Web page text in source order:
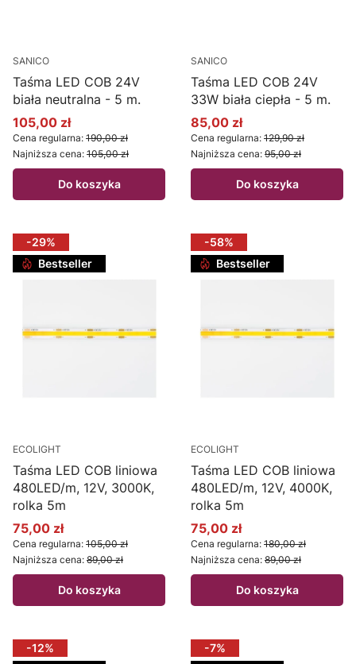
SANICO
Taśma LED COB 24V
biała neutralna - 5 m.
Cena promocyjna
105,00 zł
Cena regularna: 190,00 zł
Najniższa cena: 105,00 zł
Do koszyka
SANICO
Taśma LED COB 24V
33W biała ciepła - 5 m.
Cena promocyjna
85,00 zł
Cena regularna: 129,90 zł
Najniższa cena: 95,00 zł
Do koszyka
-29%
Bestseller
ECOLIGHT
Taśma LED COB liniowa
480LED/m, 12V, 3000K,
rolka 5m
Cena promocyjna
75,00 zł
Cena regularna: 105,00 zł
Najniższa cena: 89,00 zł
Do koszyka
-58%
Bestseller
ECOLIGHT
Taśma LED COB liniowa
480LED/m, 12V, 4000K,
rolka 5m
Cena promocyjna
75,00 zł
Cena regularna: 180,00 zł
Najniższa cena: 89,00 zł
Do koszyka
-12%
-7%